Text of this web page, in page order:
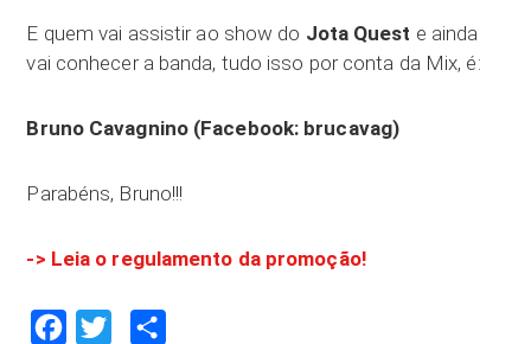
E quem vai assistir ao show do Jota Quest e ainda
vai conhecer a banda, tudo isso por conta da Mix, é:
Bruno Cavagnino (Facebook: brucavag)
Parabéns, Bruno!!!
-> Leia o regulamento da promoção!
Facebook Twitter